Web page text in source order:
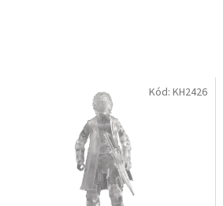
Kód: KH2426